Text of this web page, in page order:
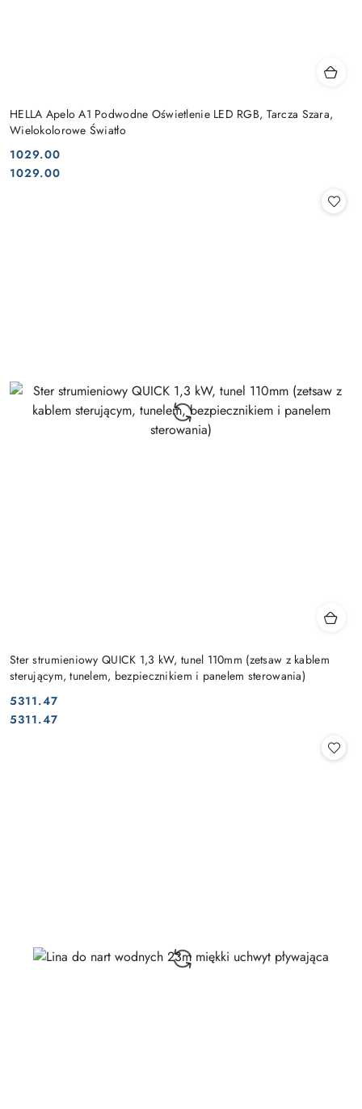
HELLA Apelo A1 Podwodne Oświetlenie LED RGB, Tarcza Szara,
Wielokolorowe Światło
Cena:
1029.00
Cena:
1029.00
Ster strumieniowy QUICK 1,3 kW, tunel 110mm (zetsaw z kablem
sterującym, tunelem, bezpiecznikiem i panelem sterowania)
Cena:
5311.47
Cena:
5311.47